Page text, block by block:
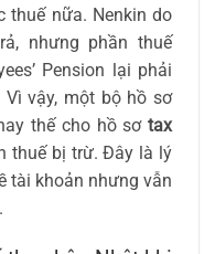
thuế nữa. Nenkin do
nhưng phần thuế
Pension lại phải
vậy, một bộ hồ sơ
thế cho hồ sơ tax
thuế bị trừ. Đây là lý
tài khoản nhưng vẫn